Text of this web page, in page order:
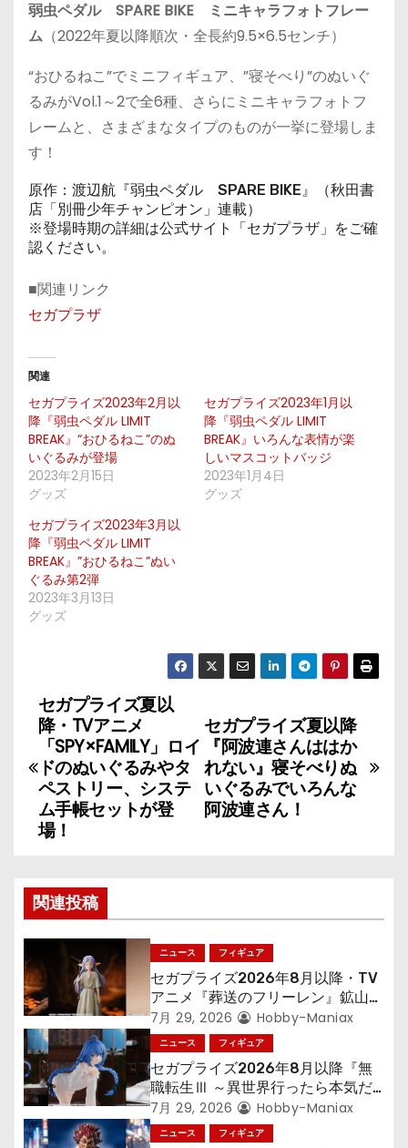
弱虫ペダル SPARE BIKE ミニキャラフォトフレー
ム （2022年夏以降順次・全長約9.5×6.5センチ）
“おひるねこ”でミニフィギュア、”寝そべり”のぬいぐ
るみがVol.1～2で全6種、さらにミニキャラフォトフ
レームと、さまざまなタイプのものが一挙に登場しま
す！
原作：渡辺航『弱虫ペダル SPARE BIKE』（秋田書
店「別冊少年チャンピオン」連載）
※登場時期の詳細は公式サイト「セガプラザ」をご確
認ください。
■関連リンク
セガプラザ
関連
セガプライズ2023年2月以
降『弱虫ペダル LIMIT
BREAK』“おひるねこ”のぬ
いぐるみが登場
2023年2月15日
グッズ
セガプライズ2023年1月以
降『弱虫ペダル LIMIT
BREAK』いろんな表情が楽
しいマスコットバッジ
2023年1月4日
グッズ
セガプライズ2023年3月以
降『弱虫ペダル LIMIT
BREAK』”おひるねこ”ぬい
ぐるみ第2弾
2023年3月13日
グッズ
投
稿
ナ
ビ
ー
シ
ョ
ン
セガプライズ夏以降
『阿波連さんははか
れない』寝そべりぬ
いぐるみでいろんな
阿波連さん！
セガプライズ夏以
降・TVアニメ
「SPY×FAMILY」ロイ
ドのぬいぐるみやタ
ペストリー、システ
ム手帳セットが登
場！
関連投稿
ニュース フィギュア
セガプライズ2026年8月以降・TV
アニメ『葬送のフリーレン』鉱山で
300年働くことになっっちゃった
「フリーレン」を立体化！
7月 29, 2026 Hobby-Maniax
ニュース フィギュア
セガプライズ2026年8月以降『無
職転生Ⅲ ～異世界行ったら本気だ
す～』から「ロキシー」のフィギュ
アが登場！
7月 29, 2026 Hobby-Maniax
ニュース フィギュア